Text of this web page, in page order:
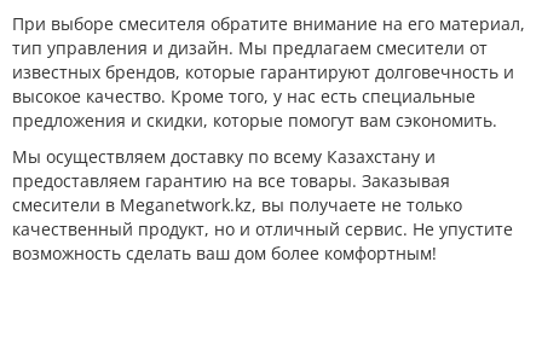
При выборе смесителя обратите внимание на его материал,
тип управления и дизайн. Мы предлагаем смесители от
известных брендов, которые гарантируют долговечность и
высокое качество. Кроме того, у нас есть специальные
предложения и скидки, которые помогут вам сэкономить.
Мы осуществляем доставку по всему Казахстану и
предоставляем гарантию на все товары. Заказывая
смесители в Meganetwork.kz, вы получаете не только
качественный продукт, но и отличный сервис. Не упустите
возможность сделать ваш дом более комфортным!